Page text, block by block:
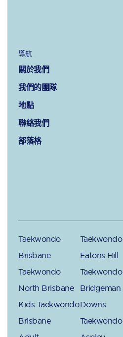
導航
關於我們
我們的團隊
地點
聯絡我們
部落格
Taekwondo
Brisbane
Taekwondo
North Brisbane
Kids Taekwondo
Brisbane
Taekwondo
Eatons Hill
Taekwondo
Bridgeman
Downs
Taekwondo